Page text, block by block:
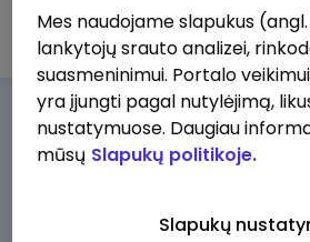
UAB "Rasoda"
Darbo pasiūlymaiApie mus
darbo pasiūlymų
Mes naudojame slapukus
lankytojų srauto analizei,
suasmeninimui. Portalo
yra įjungti pagal nutylėjimą,
nustatymuose. Daugiau
mūsų Slapukų politikoje.
Slapukų